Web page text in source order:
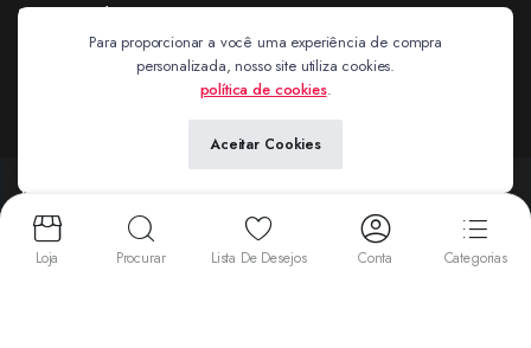
Siga nas redes
Copyright 2024 © Extravagantes. Todos os direitos reservados. by
Aceitamos:
Para proporcionar a você uma experiência de compra
personalizada, nosso site utiliza cookies.
política de cookies.
Aceitar Cookies
Loja Procurar Lista De Desejos Conta Categorias